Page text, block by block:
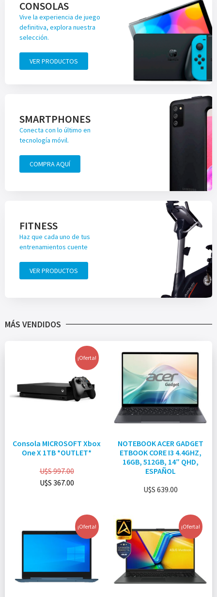
CONSOLAS
Vive la experiencia de juego
definitiva, explora nuestra
selección.
VER PRODUCTOS
SMARTPHONES
Conecta con lo último en
tecnología móvil.
COMPRA AQUÍ
FITNESS
Haz que cada uno de tus
entrenamientos cuente
VER PRODUCTOS
MÁS VENDIDOS
¡Oferta!
Consola MICROSOFT Xbox
One X 1TB *OUTLET*
U$S997.00
U$S 367.00
NOTEBOOK ACER GADGET
ETBOOK CORE I3 4.4GHZ,
16GB, 512GB, 14″ QHD,
ESPAÑOL
U$S 639.00
¡Oferta! ¡Oferta!